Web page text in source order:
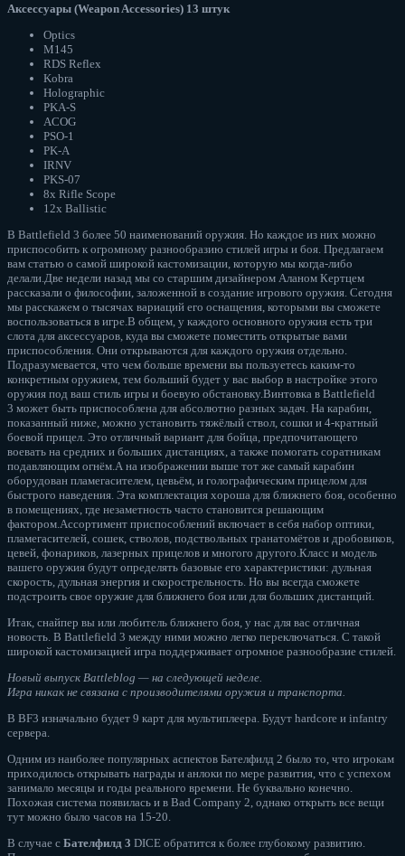
Аксессуары (Weapon Accessories) 13 штук
Optics
M145
RDS Reflex
Kobra
Holographic
PKA-S
ACOG
PSO-1
PK-A
IRNV
PKS-07
8x Rifle Scope
12x Ballistic
В Battlefield 3 более 50 наименований оружия. Но каждое из них можно
приспособить к огромному разнообразию стилей игры и боя. Предлагаем
вам статью о самой широкой кастомизации, которую мы когда-либо
делали.Две недели назад мы со старшим дизайнером Аланом Кертцем
рассказали о философии, заложенной в создание игрового оружия. Сегодня
мы расскажем о тысячах вариаций его оснащения, которыми вы сможете
воспользоваться в игре.В общем, у каждого основного оружия есть три
слота для аксессуаров, куда вы сможете поместить открытые вами
приспособления. Они открываются для каждого оружия отдельно.
Подразумевается, что чем больше времени вы пользуетесь каким-то
конкретным оружием, тем больший будет у вас выбор в настройке этого
оружия под ваш стиль игры и боевую обстановку.Винтовка в Battlefield
3 может быть приспособлена для абсолютно разных задач. На карабин,
показанный ниже, можно установить тяжёлый ствол, сошки и 4-кратный
боевой прицел. Это отличный вариант для бойца, предпочитающего
воевать на средних и больших дистанциях, а также помогать соратникам
подавляющим огнём.А на изображении выше тот же самый карабин
оборудован пламегасителем, цевьём, и голографическим прицелом для
быстрого наведения. Эта комплектация хороша для ближнего боя, особенно
в помещениях, где незаметность часто становится решающим
фактором.Ассортимент приспособлений включает в себя набор оптики,
пламегасителей, сошек, стволов, подствольных гранатомётов и дробовиков,
цевей, фонариков, лазерных прицелов и многого другого.Класс и модель
вашего оружия будут определять базовые его характеристики: дульная
скорость, дульная энергия и скорострельность. Но вы всегда сможете
подстроить свое оружие для ближнего боя или для больших дистанций.
Итак, снайпер вы или любитель ближнего боя, у нас для вас отличная
новость. В Battlefield 3 между ними можно легко переключаться. С такой
широкой кастомизацией игра поддерживает огромное разнообразие стилей.
Новый выпуск Battleblog — на следующей неделе.
Игра никак не связана с производителями оружия и транспорта.
В BF3 изначально будет 9 карт для мультиплеера. Будут hardcore и infantry
сервера.
Одним из наиболее популярных аспектов Бателфилд 2 было то, что игрокам
приходилось открывать награды и анлоки по мере развития, что с успехом
занимало месяцы и годы реального времени. Не буквально конечно.
Похожая система появилась и в Bad Company 2, однако открыть все вещи
тут можно было часов на 15-20.
В случае с Бателфилд 3 DICE обратится к более глубокому развитию.